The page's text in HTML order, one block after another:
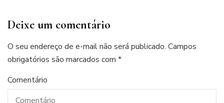
Deixe um comentário
O seu endereço de e-mail não será publicado. Campos
obrigatórios são marcados com *
Comentário